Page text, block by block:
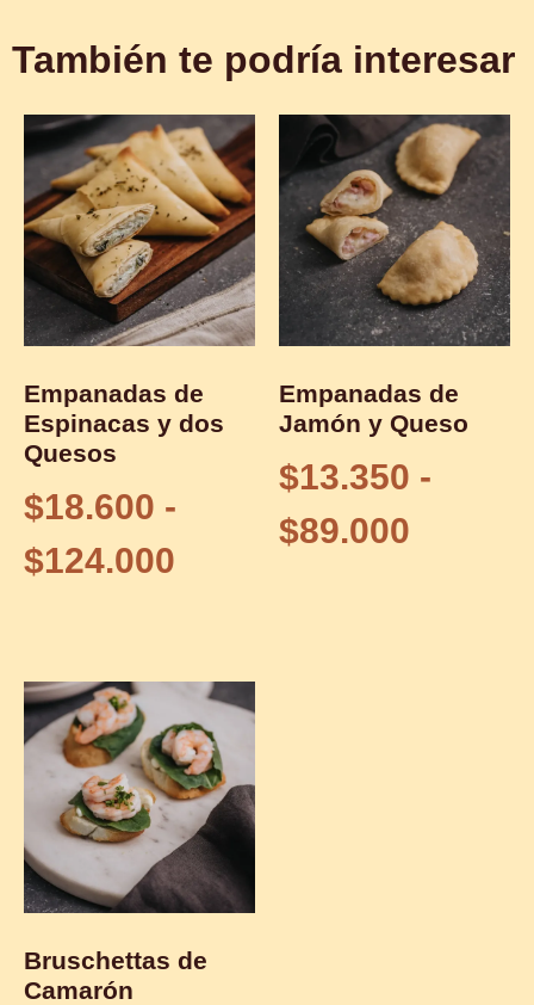
También te podría interesar
Empanadas de
Espinacas y dos
Quesos
$18.600 -
$124.000
Empanadas de
Jamón y Queso
$13.350 -
$89.000
Bruschettas de
Camarón